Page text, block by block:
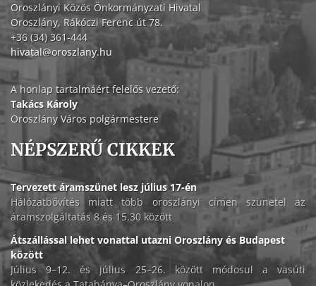
Oroszlányi Közös Önkormányzati Hivatal
Oroszlány, Rákóczi Ferenc út 78.
+36 (34) 361-444
hivatal@oroszlany.hu
A honlap tartalmáért felelős vezető:
Takács Károly
Oroszlány Város polgármestere
NÉPSZERŰ CIKKEK
Tervezett áramszünet lesz július 17-én
Hálózatbővítés miatt több oroszlányi címen szünetel az
áramszolgáltatás 8 és 15.30 között
Átszállással lehet vonattal utazni Oroszlány és Budapest
között
Július 9–12. és július 25–26. között módosul a vasúti